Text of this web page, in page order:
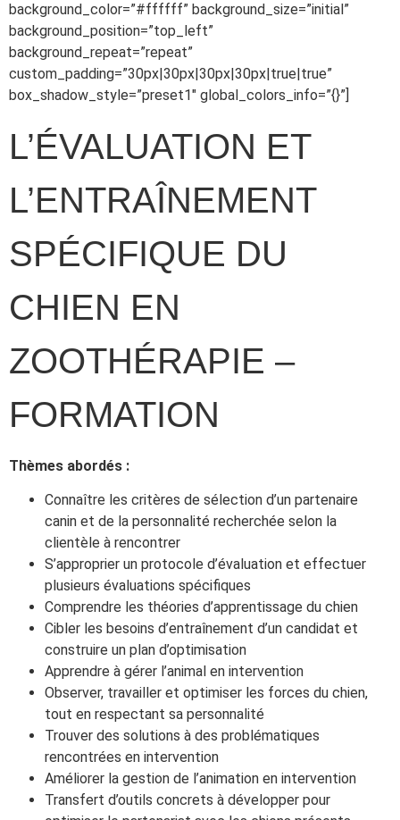
background_color=”#ffffff” background_size=”initial”
background_position=”top_left”
background_repeat=”repeat”
custom_padding=”30px|30px|30px|30px|true|true”
box_shadow_style=”preset1″ global_colors_info=”{}”]
L’ÉVALUATION ET
L’ENTRAÎNEMENT
SPÉCIFIQUE DU
CHIEN EN
ZOOTHÉRAPIE –
FORMATION
Thèmes abordés :
Connaître les critères de sélection d’un partenaire
canin et de la personnalité recherchée selon la
clientèle à rencontrer
S’approprier un protocole d’évaluation et effectuer
plusieurs évaluations spécifiques
Comprendre les théories d’apprentissage du chien
Cibler les besoins d’entraînement d’un candidat et
construire un plan d’optimisation
Apprendre à gérer l’animal en intervention
Observer, travailler et optimiser les forces du chien,
tout en respectant sa personnalité
Trouver des solutions à des problématiques
rencontrées en intervention
Améliorer la gestion de l’animation en intervention
Transfert d’outils concrets à développer pour